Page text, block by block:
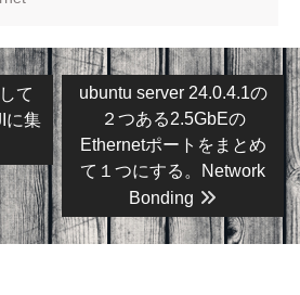
て
に集
Next
post:
ubuntu server 24.0.4.1の
２つある2.5GbEの
Ethernetポートをまとめ
て１つにする。Network
Bonding